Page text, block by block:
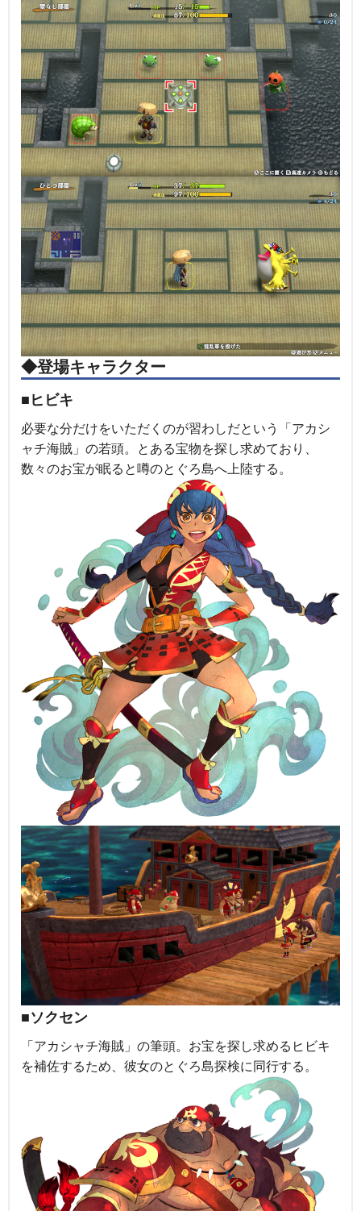
◆登場キャラクター
■ヒビキ
必要な分だけをいただくのが習わしだという「アカシ
ャチ海賊」の若頭。とある宝物を探し求めており、
数々のお宝が眠ると噂のとぐろ島へ上陸する。
■ソクセン
「アカシャチ海賊」の筆頭。お宝を探し求めるヒビキ
を補佐するため、彼女のとぐろ島探検に同行する。